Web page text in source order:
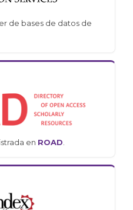
de bases de datos de
en ROAD